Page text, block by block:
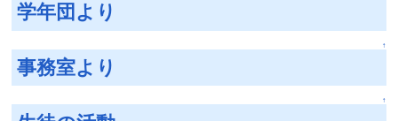
学年団より
↑
事務室より
↑